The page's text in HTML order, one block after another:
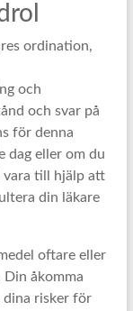
ordination,
och
och svar på
för denna
dag eller om du
vara till hjälp att
din läkare
oftare eller
åkomma
dina risker för